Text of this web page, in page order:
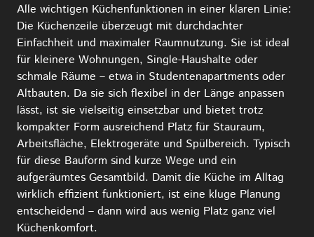
Alle wichtigen Küchenfunktionen in einer klaren Linie:
Die Küchenzeile überzeugt mit durchdachter
Einfachheit und maximaler Raumnutzung. Sie ist ideal
für kleinere Wohnungen, Single-Haushalte oder
schmale Räume – etwa in Studentenapartments oder
Altbauten. Da sie sich flexibel in der Länge anpassen
lässt, ist sie vielseitig einsetzbar und bietet trotz
kompakter Form ausreichend Platz für Stauraum,
Arbeitsfläche, Elektrogeräte und Spülbereich. Typisch
für diese Bauform sind kurze Wege und ein
aufgeräumtes Gesamtbild. Damit die Küche im Alltag
wirklich effizient funktioniert, ist eine kluge Planung
entscheidend – dann wird aus wenig Platz ganz viel
Küchenkomfort.